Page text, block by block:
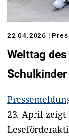
22.04.2026 |
Welttag
23. April zeigt